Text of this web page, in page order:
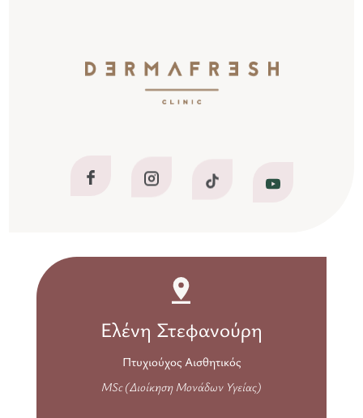
Ελένη Στεφανούρη
Πτυχιούχος Αισθητικός
MSc (Διοίκηση Μονάδων Υγείας)